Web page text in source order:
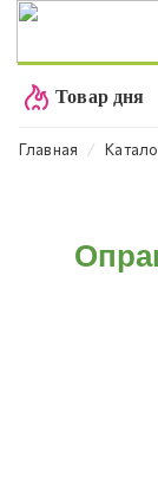
Товар дня
Главная ⁄